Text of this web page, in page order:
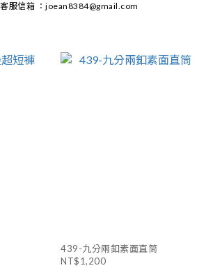
服信箱 ：joean8384@gmail.com
439-九分兩釦素面直筒
NT$1,200